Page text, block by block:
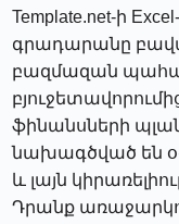
Template.net-ի
գրադարանը
բազմազան
ֆինանսների
նախագծված են
և լայն
Դրանք